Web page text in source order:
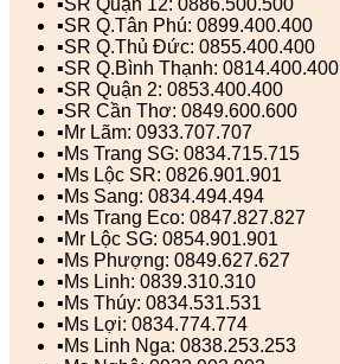
▪️SR Quận 12: 0886.500.500
▪️SR Q.Tân Phú: 0899.400.400
▪️SR Q.Thủ Đức: 0855.400.400
▪️SR Q.Bình Thạnh: 0814.400.400
▪️SR Quận 2: 0853.400.400
▪️SR Cần Thơ: 0849.600.600
▪️Mr Lãm: 0933.707.707
▪️Ms Trang SG: 0834.715.715
▪️Ms Lộc SR: 0826.901.901
▪️Ms Sang: 0834.494.494
▪️Ms Trang Eco: 0847.827.827
▪️Mr Lộc SG: 0854.901.901
▪️Ms Phượng: 0849.627.627
▪️Ms Linh: 0839.310.310
▪️Ms Thúy: 0834.531.531
▪️Ms Lợi: 0834.774.774
▪️Ms Linh Nga: 0838.253.253